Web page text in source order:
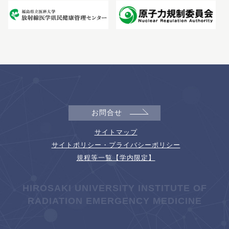
お問合せ
サイトマップ
サイトポリシー・プライバシーポリシー
規程等一覧【学内限定】
HIROSAKI UNIVERSITY INSTITUTE OF
RADIATION EMERGENCY MEDICINE